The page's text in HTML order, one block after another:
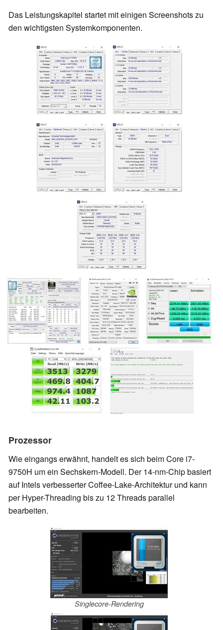
Das Leistungskapitel startet mit einigen Screenshots zu
den wichtigsten Systemkomponenten.
Prozessor
Wie eingangs erwähnt, handelt es sich beim Core i7-
9750H um ein Sechskern-Modell. Der 14-nm-Chip basiert
auf Intels verbesserter Coffee-Lake-Architektur und kann
per Hyper-Threading bis zu 12 Threads parallel
bearbeiten.
Singlecore-Rendering